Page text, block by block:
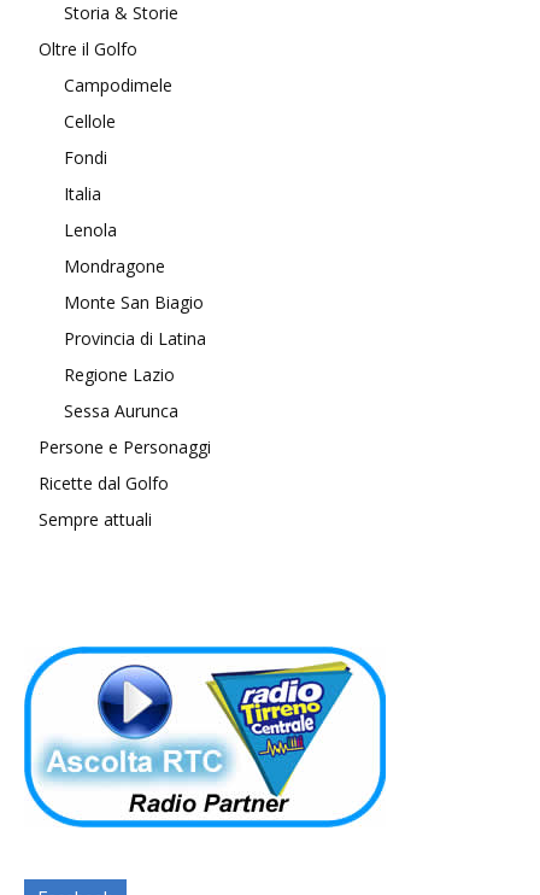
Storia & Storie
Oltre il Golfo
Campodimele
Cellole
Fondi
Italia
Lenola
Mondragone
Monte San Biagio
Provincia di Latina
Regione Lazio
Sessa Aurunca
Persone e Personaggi
Ricette dal Golfo
Sempre attuali